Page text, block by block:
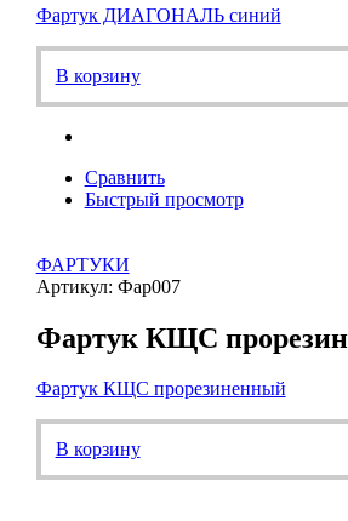
Фартук ДИАГОНАЛЬ синий
В корзину
Сравнить
Быстрый просмотр
ФАРТУКИ
Артикул: Фар007
Фартук КЩС
Фартук КЩС прорезиненный
В корзину